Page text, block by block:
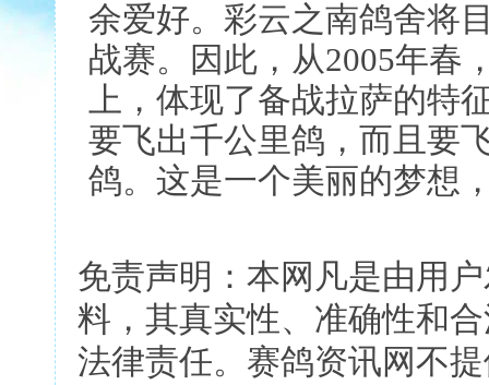
余爱好。彩云之南鸽舍将
战赛。因此，从2005年春
上，体现了备战拉萨的特
要飞出千公里鸽，而且要
鸽。这是一个美丽的梦想
免责声明：本网凡是由用
料，其真实性、准确性和
法律责任。赛鸽资讯网不